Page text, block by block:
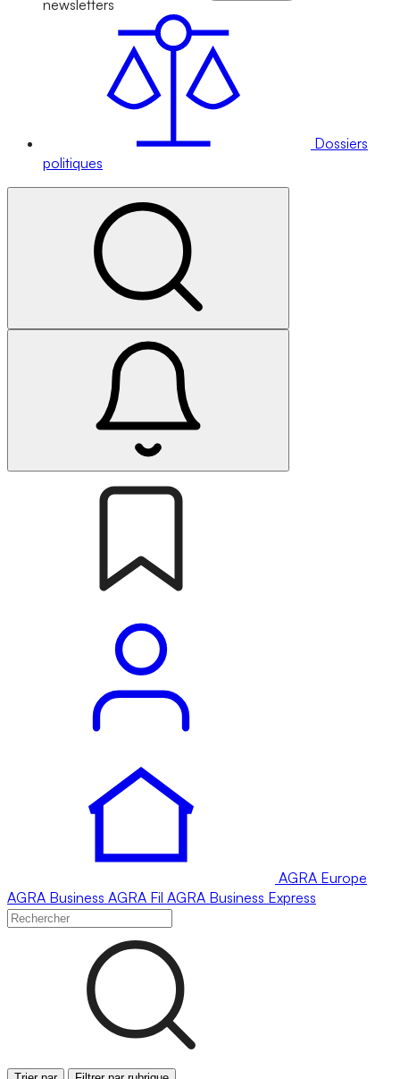
newsletters
Dossiers
politiques
AGRA Europe
AGRA Business AGRA Fil AGRA Business Express